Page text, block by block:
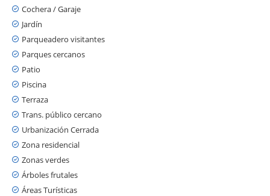
Cochera / Garaje
Jardín
Parqueadero visitantes
Parques cercanos
Patio
Piscina
Terraza
Trans. público cercano
Urbanización Cerrada
Zona residencial
Zonas verdes
Árboles frutales
Áreas Turísticas